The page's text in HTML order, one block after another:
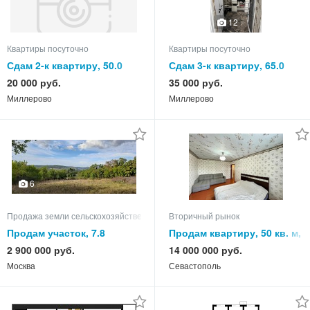
Квартиры посуточно
Сдам 2-к квартиру, 50.0
кв.м, этаж 3 из 5
20 000 руб.
Миллерово
12
Квартиры посуточно
Сдам 3-к квартиру, 65.0
кв.м, этаж 5 из 5
35 000 руб.
Миллерово
6
Продажа земли сельскохозяйственного назначения
Продам участок, 7.8
2 900 000 руб.
Москва
Вторичный рынок
Продам квартиру, 50 кв. м,
этаж
14 000 000 руб.
Севастополь